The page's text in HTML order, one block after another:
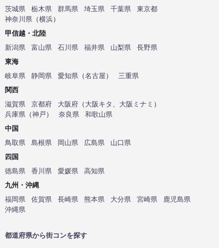
茨城県
栃木県 群馬県 埼玉県 千葉県
東京都
神奈川県 （横浜）
甲信越・北陸
新潟県
富山県 石川県 福井県 山梨県
長野県
東海
岐阜県
静岡県 愛知県 （名古屋）
三重県
関西
滋賀県
京都府 大阪府 （大阪キタ 大阪ミナミ ）
兵庫県 （神戸） 奈良県
和歌山県
中国
鳥取県
島根県 岡山県 広島県
山口県
四国
徳島県
香川県 愛媛県
高知県
九州・沖縄
福岡県
佐賀県 長崎県 熊本県 大分県 宮崎県
鹿児島県
沖縄県
都道府県から街コンを探す